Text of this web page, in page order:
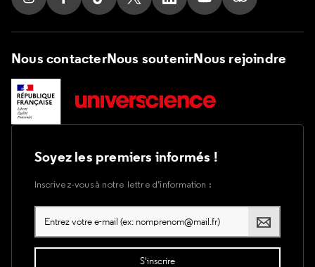
Suivez nous sur Instagram
Suivez nous sur Facebook
Suivez nous sur Tik Tok
Suivez nous sur X
Suivez nous sur LinkedIn
Suivez nous sur
Suivez nous
Nous contacterNous soutenirNous rejoindre
Soyez les premiers informés !
Inscrivez-vous à notre lettre d’information :